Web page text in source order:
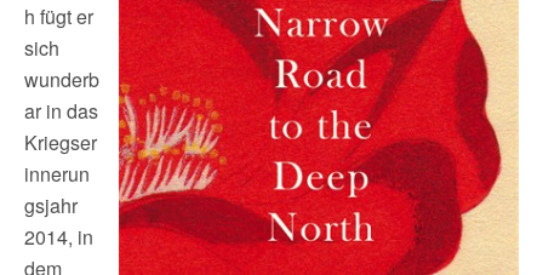
h fügt er
sich
wunderb
ar in das
Kriegser
innerun
gsjahr
2014, in
dem